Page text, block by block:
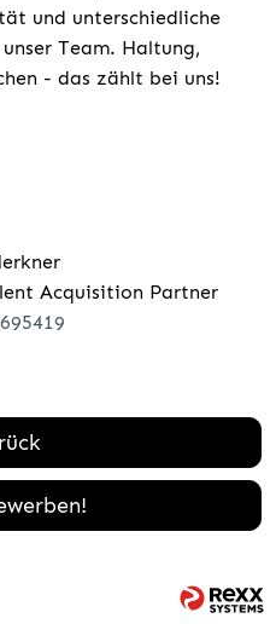
und unterschiedliche
Team. Haltung,
- das zählt bei uns!
Acquisition Partner